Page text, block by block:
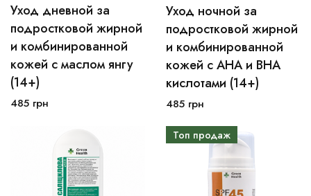
30мл 50мл
В корзину
Уход дневной за
подростковой жирной
и комбинированной
кожей с маслом янгу
(14+)
485 грн
30мл 50мл
В корзину
Уход ночной за
подростковой жирной
и комбинированной
кожей с AHA и BHA
кислотами (14+)
485 грн
Топ продаж